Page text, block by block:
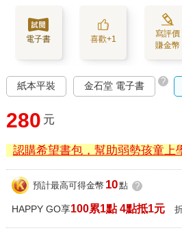
電子書 喜歡+1
寫評價
賺金幣
紙本平裝 金石堂 電子書 ?
280 元
認購希望書包，幫助弱勢孩童上
預計最高可得金幣 10點 ?
HAPPY GO享100累1點 4點抵1元